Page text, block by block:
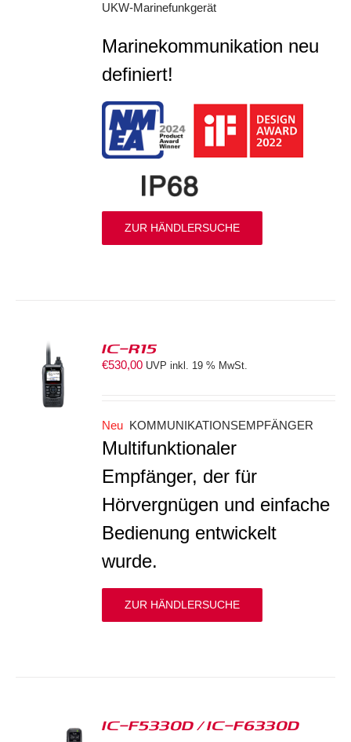
UKW-Marinefunkgerät
Marinekommunikation neu
definiert!
ZUR HÄNDLERSUCHE
IC-R15
€530,00 UVP inkl. 19 % MwSt.
Neu KOMMUNIKATIONSEMPFÄNGER
Multifunktionaler
Empfänger, der für
Hörvergnügen und einfache
Bedienung entwickelt
wurde.
ZUR HÄNDLERSUCHE
IC-F5330D / IC-F6330D